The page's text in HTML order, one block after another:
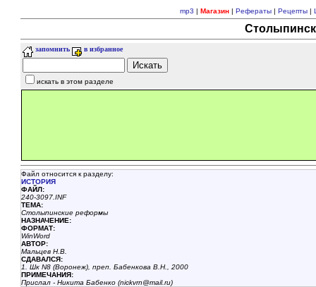
mp3 | Магазин| Рефераты| Рецепты|
запомнить в избранное
искать в этом разделе
Файл относится к разделу:
ИСТОРИЯ
ФАЙЛ:
240-3097.INF
ТЕМА:
Столыпинские реформы
НАЗHАЧЕHИЕ:
ФОРМАТ:
WinWord
АВТОР:
Мальцев Н.В.
СДАВАЛСЯ:
1. Шк N8 (Воронеж), преп. Бабенкова В.Н., 2000
ПРИМЕЧАНИЯ:
Прислал - Никита Бабенко (nickvrn@mail.ru)